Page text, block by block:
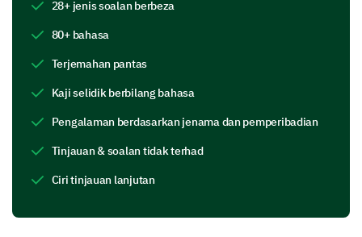
development plan?
28+ jenis soalan berbeza
80+ bahasa
Terjemahan pantas
Kaji selidik berbilang bahasa
Pengalaman berdasarkan jenama dan pemperibadian
Tinjauan & soalan tidak terhad
Ciri tinjauan lanjutan